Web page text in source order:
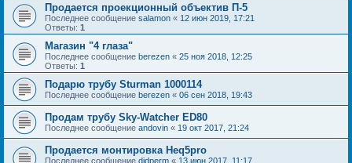
Продается проекционный объектив П-5
Последнее сообщение salamon « 12 июн 2019, 17:21
Ответы: 1
Магазин "4 глаза"
Последнее сообщение berezen « 25 ноя 2018, 12:25
Ответы: 1
Подарю трубу Sturman 1000114
Последнее сообщение berezen « 06 сен 2018, 19:43
Продам трубу Sky-Watcher ED80
Последнее сообщение andovin « 19 окт 2017, 21:24
Продается монтировка Heq5pro
Последнее сообщение didperm « 13 июн 2017, 11:17